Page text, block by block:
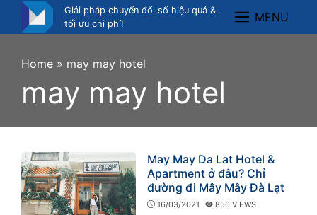
Giải pháp chuyển đổi số hiệu quả &
tối ưu chi phí!
Menu
MENU
Home » may may hotel
may may hotel
May May Da Lat Hotel &
Apartment ở đâu? Chỉ
đường đi Mây Mây Đà Lạt
16/03/2021 856 VIEWS